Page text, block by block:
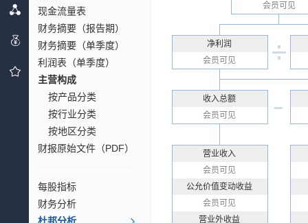
现金流量表
财务摘要（报告期）
财务摘要（单季度）
利润表（单季度）
主营构成
按产品分类
按行业分类
按地区分类
财报原始文件（PDF）
每股指标
财务分析
会员可见
净利润
会员可见
收入总额
会员可见
营业收入
会员可见
公允价值变动收益
会员可见
营业外收益